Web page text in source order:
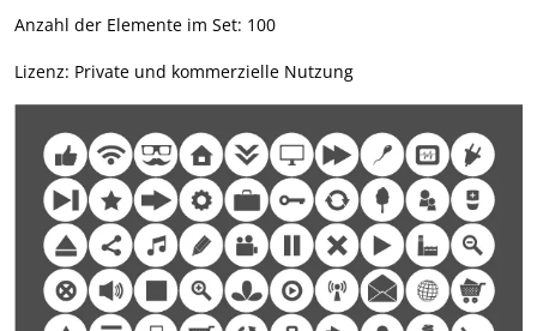
Anzahl der Elemente im Set: 100
Lizenz: Private und kommerzielle Nutzung